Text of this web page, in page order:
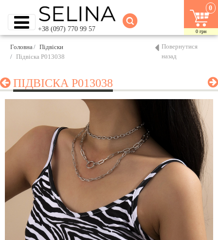
+38 (097) 770 99 57
0
0 грн
Головна
Підвіски
Підвіска P013038
Повернутися
назад
ПІДВІСКА P013038